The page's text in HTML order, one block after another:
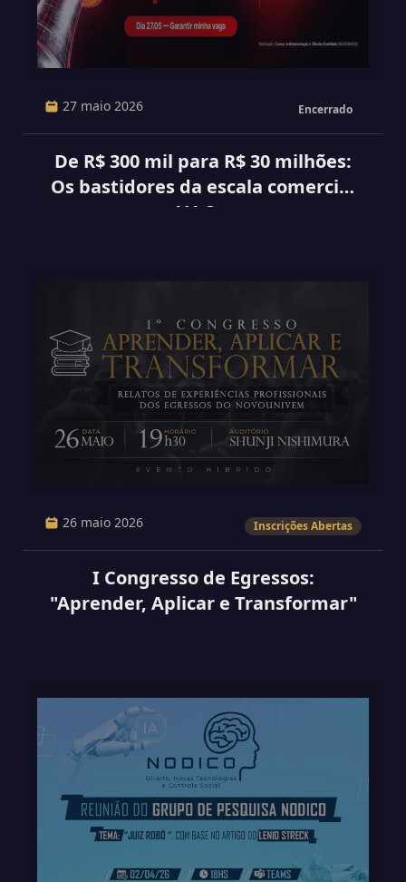
27 maio 2026 Encerrado
De R$ 300 mil para R$ 30 milhões:
Os bastidores da escala comercial
com a V4 Company
26 maio 2026 Inscrições Abertas
I Congresso de Egressos:
"Aprender, Aplicar e Transformar"